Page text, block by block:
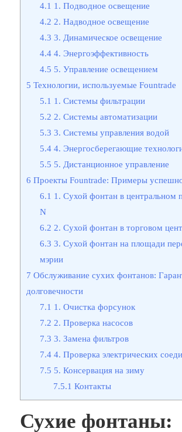
4.1 1. Подводное освещение
4.2 2. Надводное освещение
4.3 3. Динамическое освещение
4.4 4. Энергоэффективность
4.5 5. Управление освещением
5 Технологии, используемые Fountrade
5.1 1. Системы фильтрации
5.2 2. Системы автоматизации
5.3 3. Системы управления водой
5.4 4. Энергосберегающие
5.5 5. Дистанционное управление
6 Проекты Fountrade: Примеры
6.1 1. Сухой фонтан в центральном
N
6.2 2. Сухой фонтан в торговом
6.3 3. Сухой фонтан на площади
мэрии
7 Обслуживание сухих фонтанов:
долговечности
7.1 1. Очистка форсунок
7.2 2. Проверка насосов
7.3 3. Замена фильтров
7.4 4. Проверка электрических
7.5 5. Консервация на зиму
7.5.1 Контакты
Сухие фонтаны: